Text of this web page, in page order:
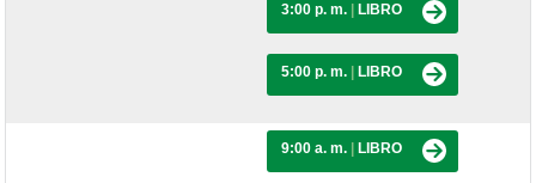
3:00 p. m. LIBRO
5:00 p. m. LIBRO
9:00 a. m. LIBRO